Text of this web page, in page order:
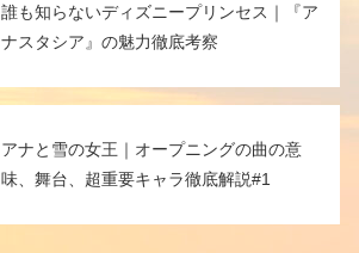
誰も知らないディズニープリンセス｜『ア
ナスタシア』の魅力徹底考察
アナと雪の女王｜オープニングの曲の意
味、舞台、超重要キャラ徹底解説#1